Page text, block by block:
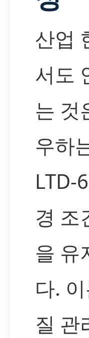
산업
서도
는 것
우하
LTD-
경 조
을 유
다.
질 관